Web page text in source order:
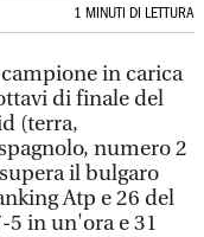
1 MINUTI DI LETTURA
in carica
di finale del
(terra,
numero 2
il bulgaro
Atp e 26 del
5 in un'ora e 31